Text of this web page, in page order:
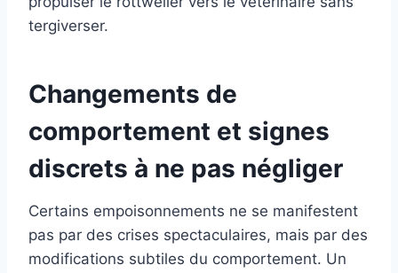
tergiverser.
Changements de
comportement et signes
discrets à ne pas négliger
Certains empoisonnements ne se manifestent
pas par des crises spectaculaires, mais par des
modifications subtiles du comportement. Un